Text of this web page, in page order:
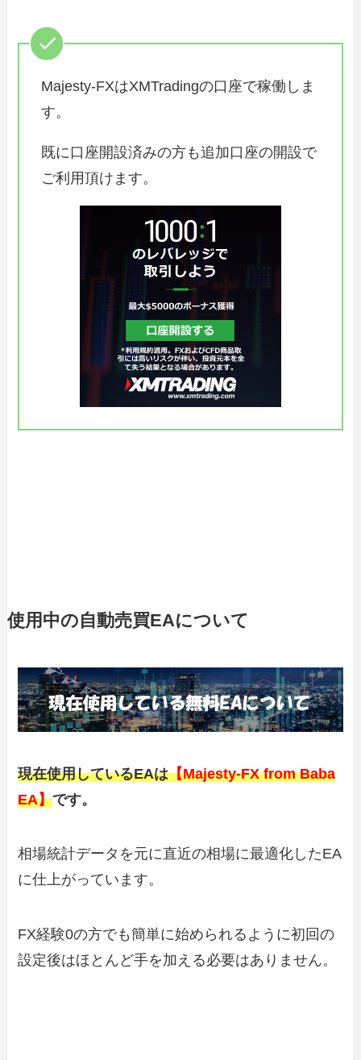
Majesty-FXはXMTradingの口座で稼働しま
す。
既に口座開設済みの方も追加口座の開設で
ご利用頂けます。
使用中の自動売買EAについて
現在使用しているEAは【Majesty-FX from Baba
EA】です。
相場統計データを元に直近の相場に最適化したEA
に仕上がっています。
FX経験0の方でも簡単に始められるように初回の
設定後はほとんど手を加える必要はありません。